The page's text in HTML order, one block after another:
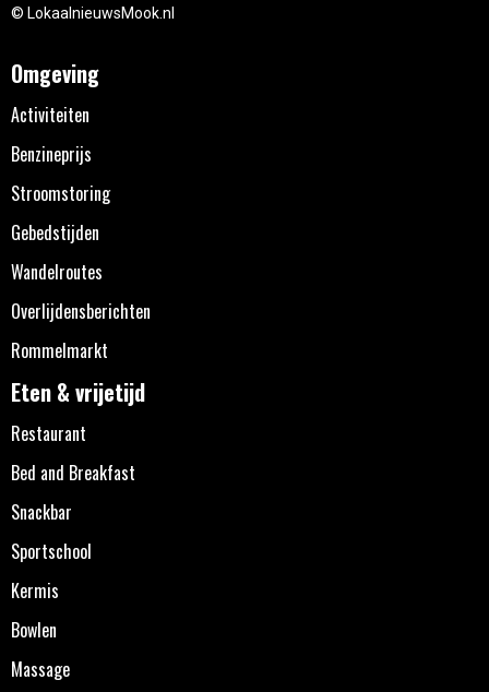
© LokaalnieuwsMook.nl
Omgeving
Activiteiten
Benzineprijs
Stroomstoring
Gebedstijden
Wandelroutes
Overlijdensberichten
Rommelmarkt
Eten & vrijetijd
Restaurant
Bed and Breakfast
Snackbar
Sportschool
Kermis
Bowlen
Massage